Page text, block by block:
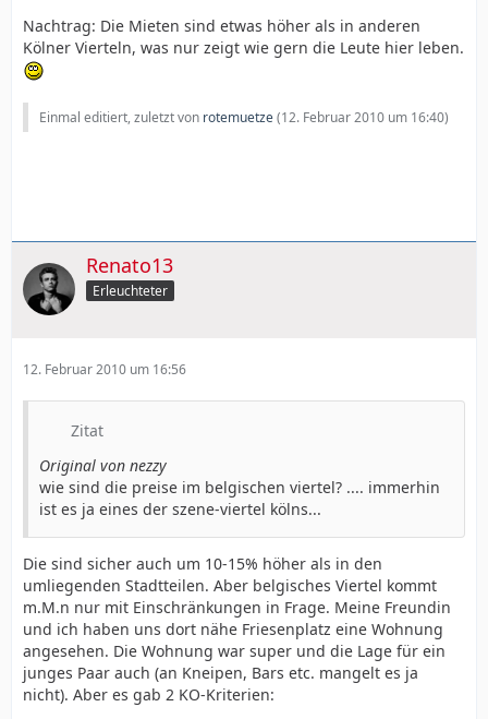
Nachtrag: Die Mieten sind etwas höher als in anderen
Kölner Vierteln, was nur zeigt wie gern die Leute hier leben.
Einmal editiert, zuletzt von rotemuetze(12. Februar 2010 um 16:40)
Renato13
Erleuchteter
12. Februar 2010 um 16:56
Zitat
Original von nezzy
wie sind die preise im belgischen viertel? .... immerhin
ist es ja eines der szene-viertel kölns...
Die sind sicher auch um 10-15% höher als in den
umliegenden Stadtteilen. Aber belgisches Viertel kommt
m.M.n nur mit Einschränkungen in Frage. Meine Freundin
und ich haben uns dort nähe Friesenplatz eine Wohnung
angesehen. Die Wohnung war super und die Lage für ein
junges Paar auch (an Kneipen, Bars etc. mangelt es ja
nicht). Aber es gab 2 KO-Kriterien: